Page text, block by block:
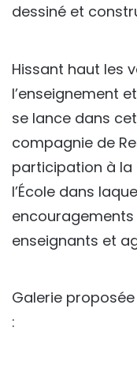
dessiné et
Hissant haut les
l’enseignement
se lance dans
compagnie de
participation à la
l’École dans
encouragements
enseignants et
Galerie proposée
: